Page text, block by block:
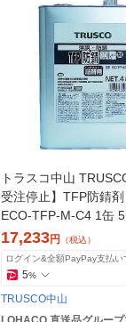
トラスコ中山
受注停止】TFP防錆剤
ECO-TFP-M-C4 1缶
（直送品）
17,233円
（税込）
ログイン&全額PayPay支払い
5%
TRUSCO中山